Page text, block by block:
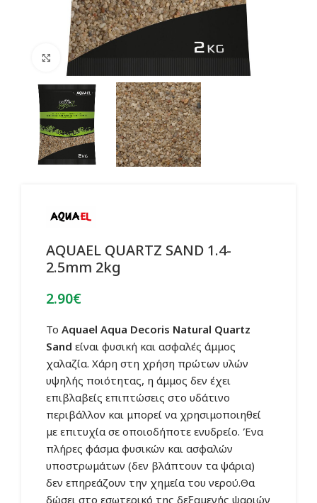
Click to enlarge
AQUAEL QUARTZ SAND 1.4-
2.5mm 2kg
2.90€
Το Αquael Aqua Decoris Natural Quartz
Sand είναι φυσική και ασφαλές άμμος
χαλαζία. Χάρη στη χρήση πρώτων υλών
υψηλής ποιότητας, η άμμος δεν έχει
επιβλαβείς επιπτώσεις στο υδάτινο
περιβάλλον και μπορεί να χρησιμοποιηθεί
με επιτυχία σε οποιοδήποτε ενυδρείο. Ένα
πλήρες φάσμα φυσικών και ασφαλών
υποστρωμάτων (δεν βλάπτουν τα ψάρια)
δεν επηρεάζουν την χημεία του νερού.Θα
δώσει στο εσωτερικό της δεξαμενής ψαριών